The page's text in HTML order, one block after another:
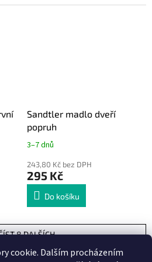
cookie. Dalším procházením
Sandtler madlo dveří
popruh
3–7 dnů
243,80 Kč bez DPH
295 Kč
Do košíku
8 DALŠÍCH
S
t
1 2